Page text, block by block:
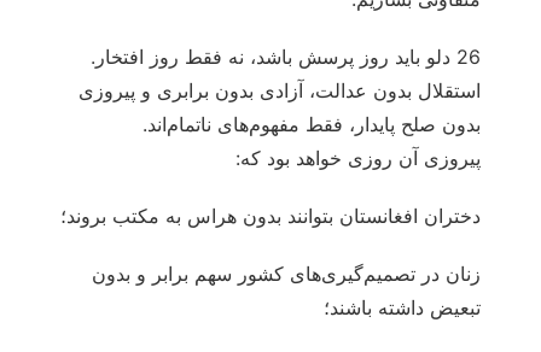
26 دلو باید روز پرسش باشد، نه فقط روز افتخار.
استقلال بدون عدالت، آزادی بدون برابری و پیروزی
بدون صلح پایدار، فقط مفهوم‌های ناتمام‌اند.
پیروزی آن روزی خواهد بود که:
دختران افغانستان بتوانند بدون ‌هراس به مکتب بروند؛
زنان در تصمیم‌گیری‌های کشور سهم برابر و بدون
تبعیض داشته باشند؛